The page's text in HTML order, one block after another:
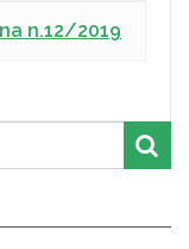
n.12/2019